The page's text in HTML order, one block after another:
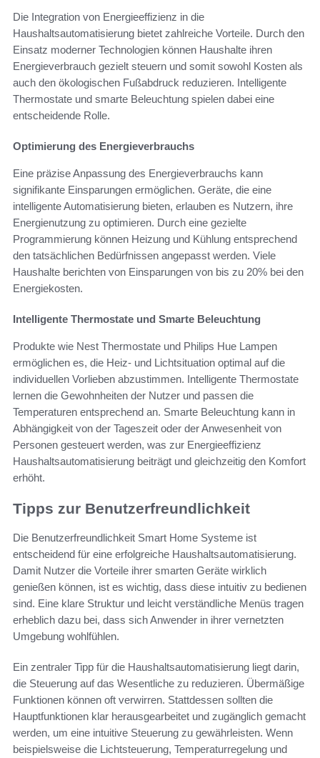
Die Integration von Energieeffizienz in die
Haushaltsautomatisierung bietet zahlreiche Vorteile. Durch den
Einsatz moderner Technologien können Haushalte ihren
Energieverbrauch gezielt steuern und somit sowohl Kosten als
auch den ökologischen Fußabdruck reduzieren. Intelligente
Thermostate und smarte Beleuchtung spielen dabei eine
entscheidende Rolle.
Optimierung des Energieverbrauchs
Eine präzise Anpassung des Energieverbrauchs kann
signifikante Einsparungen ermöglichen. Geräte, die eine
intelligente Automatisierung bieten, erlauben es Nutzern, ihre
Energienutzung zu optimieren. Durch eine gezielte
Programmierung können Heizung und Kühlung entsprechend
den tatsächlichen Bedürfnissen angepasst werden. Viele
Haushalte berichten von Einsparungen von bis zu 20% bei den
Energiekosten.
Intelligente Thermostate und Smarte Beleuchtung
Produkte wie Nest Thermostate und Philips Hue Lampen
ermöglichen es, die Heiz- und Lichtsituation optimal auf die
individuellen Vorlieben abzustimmen. Intelligente Thermostate
lernen die Gewohnheiten der Nutzer und passen die
Temperaturen entsprechend an. Smarte Beleuchtung kann in
Abhängigkeit von der Tageszeit oder der Anwesenheit von
Personen gesteuert werden, was zur Energieeffizienz
Haushaltsautomatisierung beiträgt und gleichzeitig den Komfort
erhöht.
Tipps zur Benutzerfreundlichkeit
Die Benutzerfreundlichkeit Smart Home Systeme ist
entscheidend für eine erfolgreiche Haushaltsautomatisierung.
Damit Nutzer die Vorteile ihrer smarten Geräte wirklich
genießen können, ist es wichtig, dass diese intuitiv zu bedienen
sind. Eine klare Struktur und leicht verständliche Menüs tragen
erheblich dazu bei, dass sich Anwender in ihrer vernetzten
Umgebung wohlfühlen.
Ein zentraler Tipp für die Haushaltsautomatisierung liegt darin,
die Steuerung auf das Wesentliche zu reduzieren. Übermäßige
Funktionen können oft verwirren. Stattdessen sollten die
Hauptfunktionen klar herausgearbeitet und zugänglich gemacht
werden, um eine intuitive Steuerung zu gewährleisten. Wenn
beispielsweise die Lichtsteuerung, Temperaturregelung und